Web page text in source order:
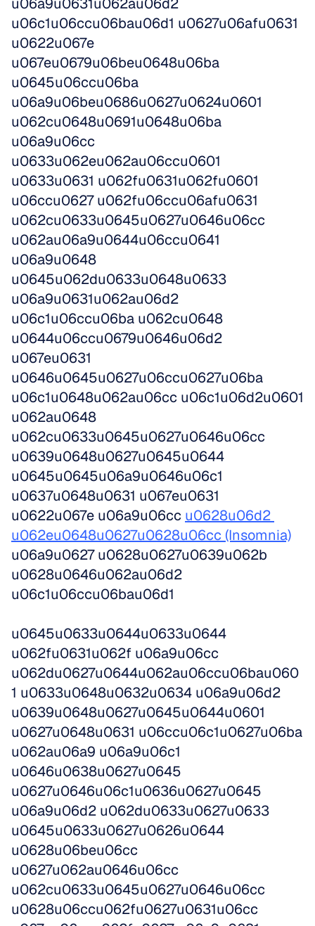
u06c1u06ccu06bau06d1 u0627u06afu0631
u0622u067e
u067eu0679u06beu0648u06ba
u0645u06ccu06ba
u06a9u06beu0686u0627u0624u0601
u062cu0648u0691u0648u06ba
u06a9u06cc
u0633u062eu062au06ccu0601
u0633u0631 u062fu0631u062fu0601
u06ccu0627 u062fu06ccu06afu0631
u062cu0633u0645u0627u0646u06cc
u062au06a9u0644u06ccu0641
u06a9u0648
u0645u062du0633u0648u0633
u06a9u0631u062au06d2
u06c1u06ccu06ba u062cu0648
u0644u06ccu0679u0646u06d2
u067eu0631
u0646u0645u0627u06ccu0627u06ba
u06c1u0648u062au06cc u06c1u06d2u0601
u062au0648
u062cu0633u0645u0627u0646u06cc
u0639u0648u0627u0645u0644
u0645u0645u06a9u0646u06c1
u0637u0648u0631 u067eu0631
u0622u067e u06a9u06cc u0628u06d2
u062eu0648u0627u0628u06cc (Insomnia)
u06a9u0627 u0628u0627u0639u062b
u0628u0646u062au06d2
u06c1u06ccu06bau06d1
u0645u0633u0644u0633u0644
u062fu0631u062f u06a9u06cc
u062du0627u0644u062au06ccu06bau060
1 u0633u0648u0632u0634 u06a9u06d2
u0639u0648u0627u0645u0644u0601
u0627u0648u0631 u06ccu06c1u0627u06ba
u062au06a9 u06a9u06c1
u0646u0638u0627u0645
u0627u0646u06c1u0636u0627u0645
u06a9u06d2 u062du0633u0627u0633
u0645u0633u0627u0626u0644
u0628u06beu06cc
u0627u062au0646u06cc
u062cu0633u0645u0627u0646u06cc
u0628u06ccu062fu0627u0631u06cc